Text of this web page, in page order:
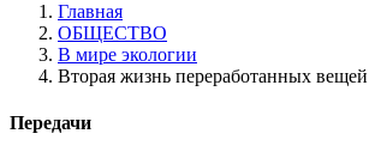
Главная
ОБЩЕСТВО
В мире экологии
Вторая жизнь переработанных вещей
Передачи